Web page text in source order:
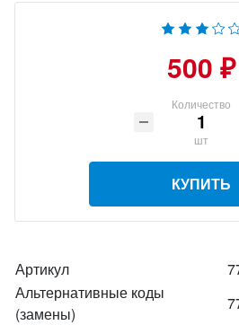
500 ₽
Количество
шт
КУПИТЬ
Артикул
Альтернативные коды
(замены)